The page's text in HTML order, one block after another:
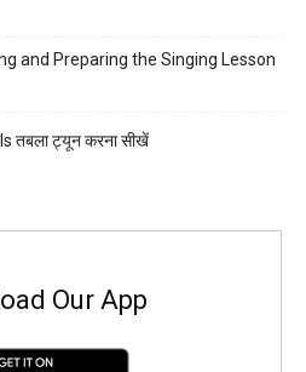
and Preparing the Singing Lesson
तबला ट्यून करना सीखें
Our App